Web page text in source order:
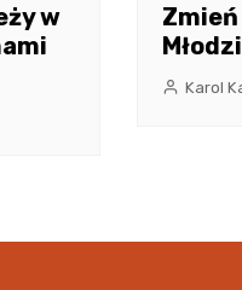
w
Zmień
Karol